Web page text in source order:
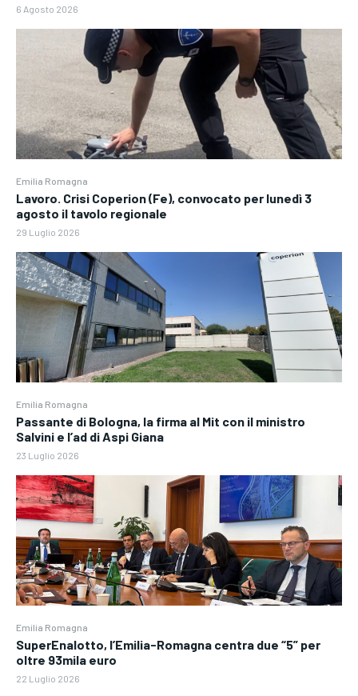
6 Agosto 2026
Emilia Romagna
Lavoro. Crisi Coperion (Fe), convocato per lunedì 3
agosto il tavolo regionale
29 Luglio 2026
Emilia Romagna
Passante di Bologna, la firma al Mit con il ministro
Salvini e l’ad di Aspi Giana
23 Luglio 2026
Emilia Romagna
SuperEnalotto, l’Emilia-Romagna centra due “5” per
oltre 93mila euro
22 Luglio 2026